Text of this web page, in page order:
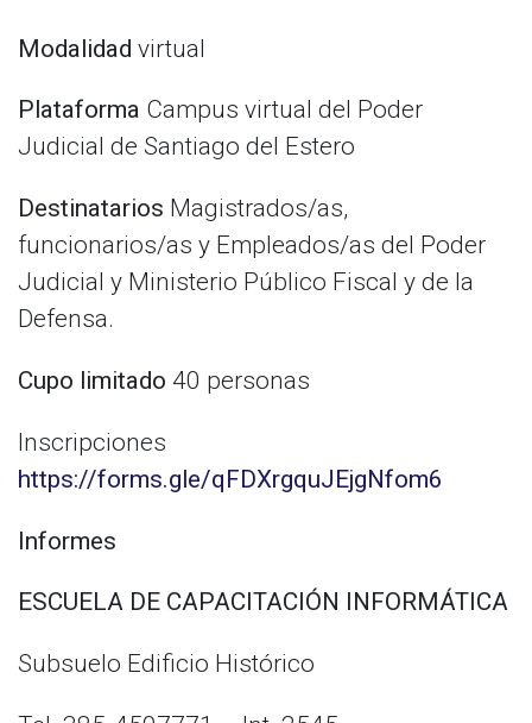
Modalidad virtual
Plataforma Campus virtual del Poder
Judicial de Santiago del Estero
Destinatarios Magistrados/as,
funcionarios/as y Empleados/as del Poder
Judicial y Ministerio Público Fiscal y de la
Defensa.
Cupo limitado 40 personas
Inscripciones
https://forms.gle/qFDXrgquJEjgNfom6
Informes
ESCUELA DE CAPACITACIÓN INFORMÁTICA
Subsuelo Edificio Histórico